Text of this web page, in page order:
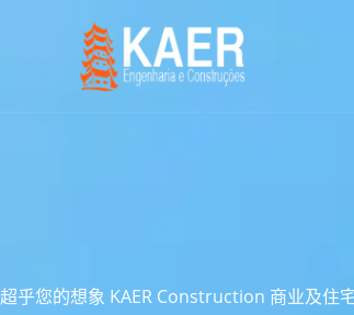
超乎您的想象 KAER Construction 商业及住